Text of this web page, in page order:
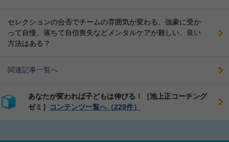
セレクションの合否でチームの雰囲気が変わる。強豪に受か
って自慢、落ちて自信喪失などメンタルケアが難しい、良い
方法はある？
関連記事一覧へ
あなたが変われば子どもは伸びる！［池上正コーチング
ゼミ］
コンテンツ一覧へ（229件）